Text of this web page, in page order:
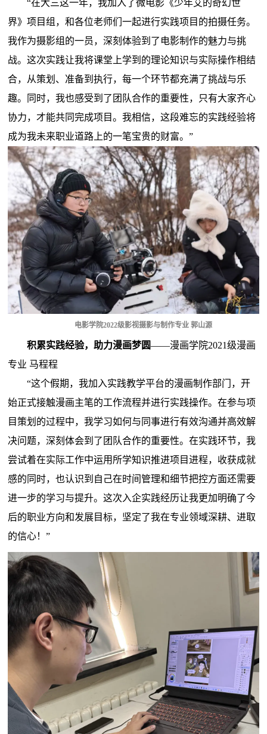
“在大三这一年，我加入了微电影《少年艾的奇幻世
界》项目组，和各位老师们一起进行实践项目的拍摄任务。
我作为摄影组的一员，深刻体验到了电影制作的魅力与挑
战。这次实践让我将课堂上学到的理论知识与实际操作相结
合，从策划、准备到执行，每一个环节都充满了挑战与乐
趣。同时，我也感受到了团队合作的重要性，只有大家齐心
协力，才能共同完成项目。我相信，这段难忘的实践经验将
成为我未来职业道路上的一笔宝贵的财富。”
电影学院2022级影视摄影与制作专业 郭山源
积累实践经验，助力漫画梦圆——漫画学院2021级漫画
专业 马程程
“这个假期，我加入实践教学平台的漫画制作部门，开
始正式接触漫画主笔的工作流程并进行实践操作。在参与项
目策划的过程中，我学习如何与同事进行有效沟通并高效解
决问题，深刻体会到了团队合作的重要性。在实践环节，我
尝试着在实际工作中运用所学知识推进项目进程，收获成就
感的同时，也认识到自己在时间管理和细节把控方面还需要
进一步的学习与提升。这次入企实践经历让我更加明确了今
后的职业方向和发展目标，坚定了我在专业领域深耕、进取
的信心！”